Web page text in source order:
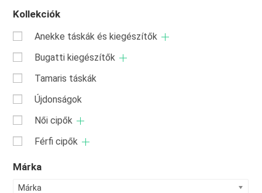
Kollekciók
Anekke táskák és kiegészítők
Bugatti kiegészítők
Tamaris táskák
Újdonságok
Női cipők
Férfi cipők
Márka
Márka